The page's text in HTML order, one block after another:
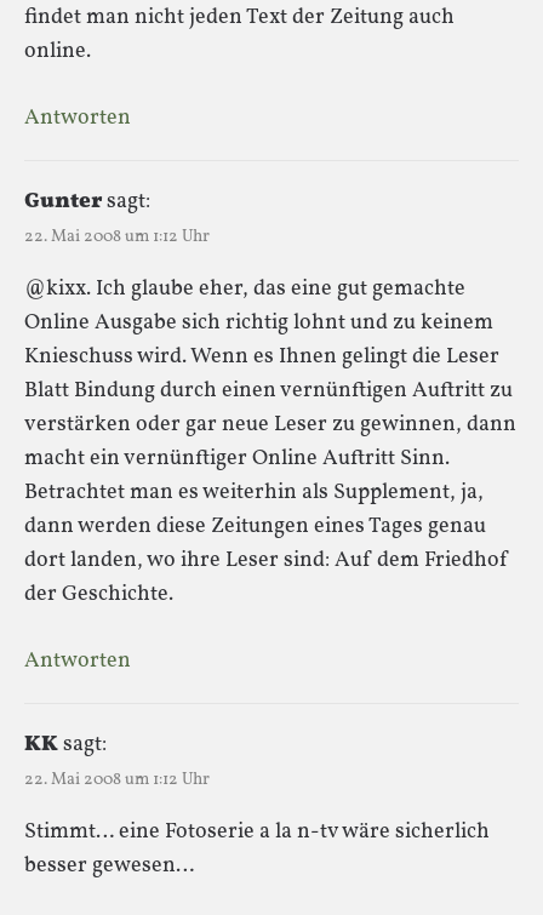
findet man nicht jeden Text der Zeitung auch
online.
Antworten
Guntersagt:
22. Mai 2008 um 1:12 Uhr
@kixx. Ich glaube eher, das eine gut gemachte
Online Ausgabe sich richtig lohnt und zu keinem
Knieschuss wird. Wenn es Ihnen gelingt die Leser
Blatt Bindung durch einen vernünftigen Auftritt zu
verstärken oder gar neue Leser zu gewinnen, dann
macht ein vernünftiger Online Auftritt Sinn.
Betrachtet man es weiterhin als Supplement, ja,
dann werden diese Zeitungen eines Tages genau
dort landen, wo ihre Leser sind: Auf dem Friedhof
der Geschichte.
Antworten
KKsagt:
22. Mai 2008 um 1:12 Uhr
Stimmt… eine Fotoserie a la n-tv wäre sicherlich
besser gewesen…